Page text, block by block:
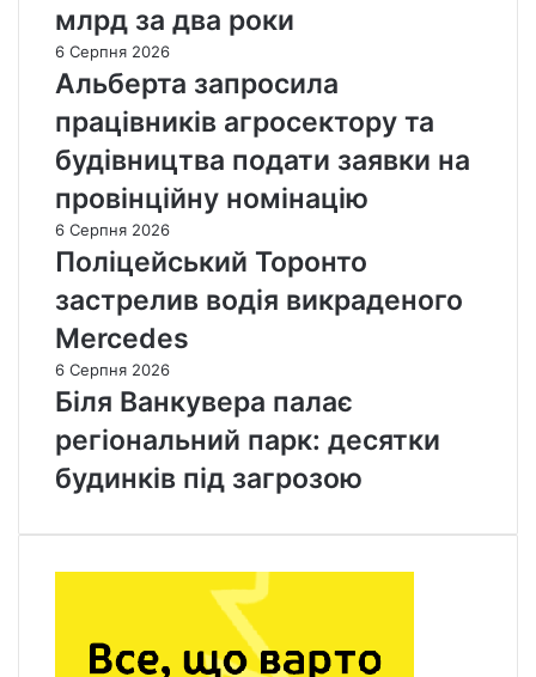
млрд за два роки
6 Серпня 2026
Альберта запросила
працівників агросектору та
будівництва подати заявки на
провінційну номінацію
6 Серпня 2026
Поліцейський Торонто
застрелив водія викраденого
Mercedes
6 Серпня 2026
Біля Ванкувера палає
регіональний парк: десятки
будинків під загрозою